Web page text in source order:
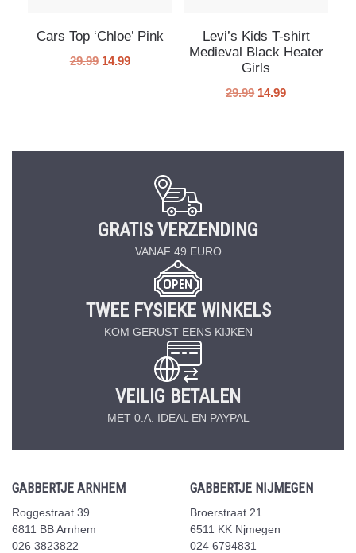
Cars Top ‘Chloe’ Pink
29.99 14.99
Levi’s Kids T-shirt
Medieval Black Heater
Girls
29.99 14.99
GRATIS VERZENDING
VANAF 49 EURO
TWEE FYSIEKE WINKELS
KOM GERUST EENS KIJKEN
VEILIG BETALEN
MET 0.A. IDEAL EN PAYPAL
GABBERTJE ARNHEM
Roggestraat 39
6811 BB Arnhem
026 3823822
GABBERTJE NIJMEGEN
Broerstraat 21
6511 KK Njmegen
024 6794831